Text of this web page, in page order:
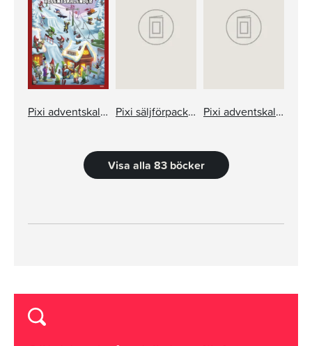
Pixi adventskalender – Mattias Andersson Pixi säljförpackning serie 237 Pixi adventskalender – Jan Lööf
Visa alla 83 böcker